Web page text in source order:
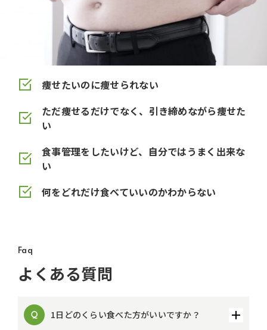
痩せたいのに痩せられない
ただ痩せるだけでなく、引き締めながら痩せた
い
食事管理をしたいけど、自分ではうまく出来な
い
何をどれだけ食べていいのかわからない
Faq
よくある質問
1日どのくらい食べた方がいいですか？